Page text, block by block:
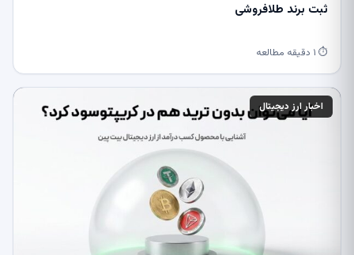
ثبت برند طلافروشی
⏱ ۱ دقیقه مطالعه
اخبار ارز دیجیتال